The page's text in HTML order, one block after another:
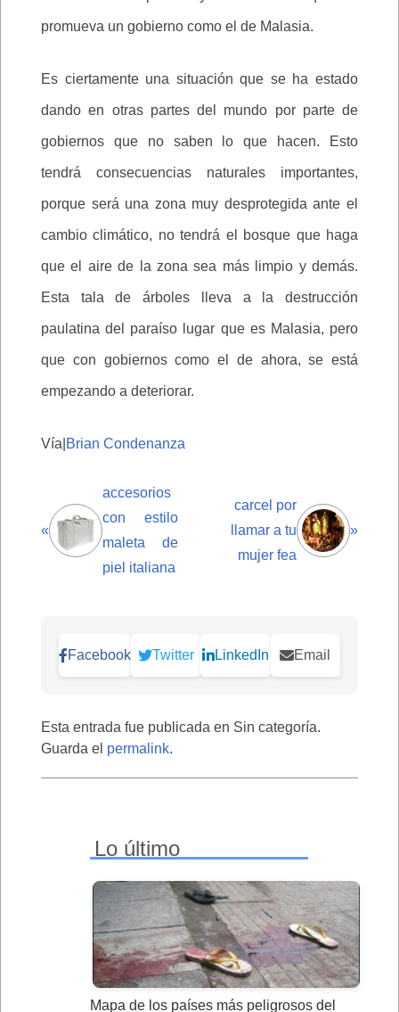
promueva un gobierno como el de Malasia.
Es ciertamente una situación que se ha estado
dando en otras partes del mundo por parte de
gobiernos que no saben lo que hacen. Esto
tendrá consecuencias naturales importantes,
porque será una zona muy desprotegida ante el
cambio climático, no tendrá el bosque que haga
que el aire de la zona sea más limpio y demás.
Esta tala de árboles lleva a la destrucción
paulatina del paraíso lugar que es Malasia, pero
que con gobiernos como el de ahora, se está
empezando a deteriorar.
Vía| Brian Condenanza
«
accesorios
con estilo
maleta de
piel italiana
carcel por
llamar a tu
mujer fea
»
Facebook Twitter LinkedIn Email
Esta entrada fue publicada en Sin categoría.
Guarda el permalink.
Lo último
Mapa de los países más peligrosos del